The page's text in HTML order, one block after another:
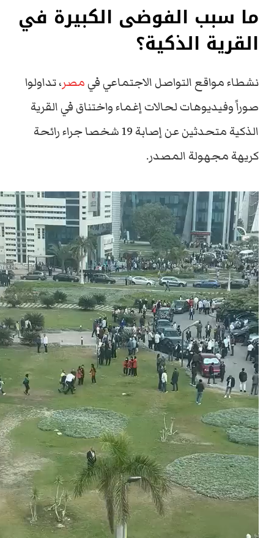
ما سبب الفوضى الكبيرة في
القرية الذكية؟
نشطاء مواقع التواصل الاجتماعي فيمصر، تداولوا
صوراً وفيديوهات لحالات إغماء واختناق في القرية
الذكية متحدثين عن إصابة 19 شخصا جراء رائحة
كريهة مجهولة المصدر.